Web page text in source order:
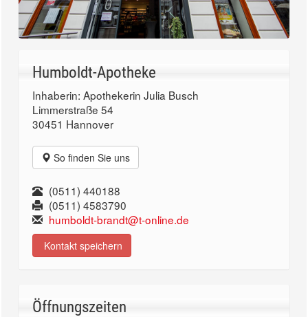
Humboldt-Apotheke
Inhaberin: Apothekerin Julia Busch
Limmerstraße 54
30451 Hannover
So finden Sie uns
(0511) 440188
(0511) 4583790
humboldt-brandt@t-online.de
Kontakt speichern
Öffnungszeiten